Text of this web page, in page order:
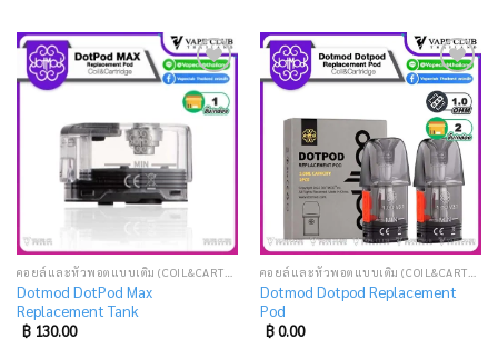
Add
to
wishlist
Dotmod DotPod Max
Replacement Tank
฿130.00
Add
to
wishlist
Dotmod Dotpod Replacement
Pod
฿0.00